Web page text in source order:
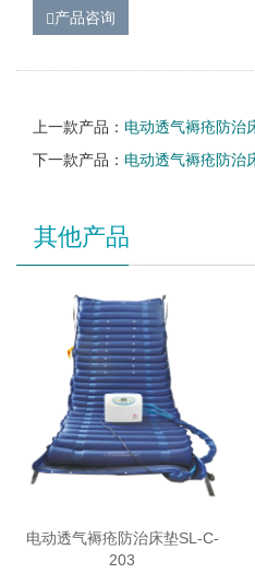
产品咨询
上一款产品： 电动透气褥疮防治
下一款产品： 电动透气褥疮防治
其他产品
电动透气褥疮防治床垫SL-C-
203